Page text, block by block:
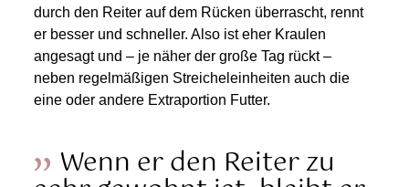
durch den Reiter auf dem Rücken überrascht, rennt
er besser und schneller. Also ist eher Kraulen
angesagt und – je näher der große Tag rückt –
neben regelmäßigen Streicheleinheiten auch die
eine oder andere Extraportion Futter.
Wenn er den Reiter zu